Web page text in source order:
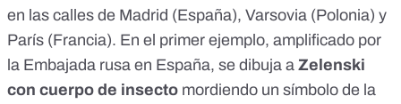
en las calles de Madrid (España), Varsovia (Polonia) y
París (Francia). En el primer ejemplo, amplificado por
la Embajada rusa en España, se dibuja a Zelenski
con cuerpo de insecto mordiendo un símbolo de la